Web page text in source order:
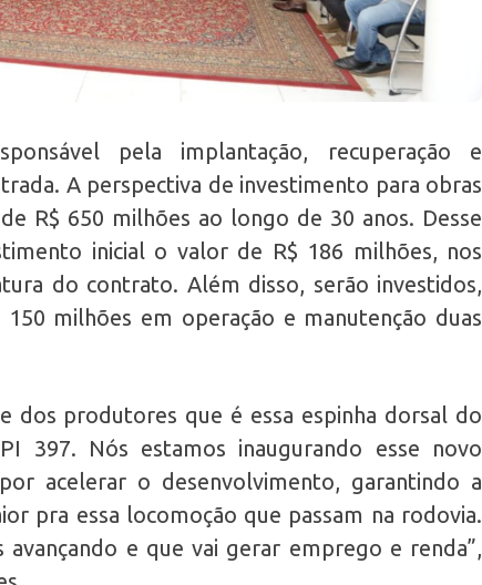
pela implantação, recuperação e
A perspectiva de investimento para obras
R$ 650 milhões ao longo de 30 anos. Desse
inicial o valor de R$ 186 milhões, nos
do contrato. Além disso, serão investidos,
milhões em operação e manutenção duas
dos produtores que é essa espinha dorsal do
397. Nós estamos inaugurando esse novo
acelerar o desenvolvimento, garantindo a
pra essa locomoção que passam na rodovia.
e que vai gerar emprego e renda”,